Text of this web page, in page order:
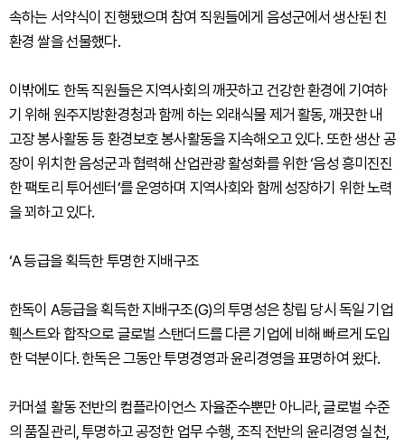
속하는 서약식이 진행됐으며 참여 직원들에게 음성군에서 생산된 친
환경 쌀을 선물했다.
이밖에도 한독 직원들은 지역사회의 깨끗하고 건강한 환경에 기여하
기 위해 원주지방환경청과 함께 하는 외래식물 제거 활동, 깨끗한 내
고장 봉사활동 등 환경보호 봉사활동을 지속해오고 있다. 또한 생산 공
장이 위치한 음성군과 협력해 산업관광 활성화를 위한 ‘음성 흥미진진
한 팩토리 투어센터’를 운영하며 지역사회와 함께 성장하기 위한 노력
을 꾀하고 있다.
‘A 등급을 획득한 투명한 지배구조
한독이 A등급을 획득한 지배구조(G)의 투명성은 창립 당시 독일 기업
훽스트와 합작으로 글로벌 스탠더드를 다른 기업에 비해 빠르게 도입
한 덕분이다. 한독은 그동안 투명경영과 윤리경영을 표명하여 왔다.
커머셜 활동 전반의 컴플라이언스 자율준수뿐만 아니라, 글로벌 수준
의 품질관리, 투명하고 공정한 업무 수행, 조직 전반의 윤리경영 실천,